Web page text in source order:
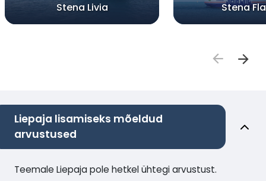
Stena Livia Stena
Liepaja lisamiseks mõeldud
arvustused
Teemale Liepaja pole hetkel ühtegi arvustust.